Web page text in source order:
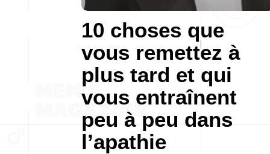
10 choses que
vous remettez à
plus tard et qui
vous entraînent
peu à peu dans
l’apathie